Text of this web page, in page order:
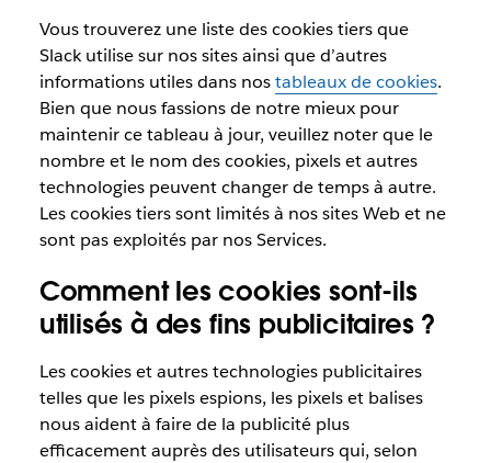
Vous trouverez une liste des cookies tiers que
Slack utilise sur nos sites ainsi que d’autres
informations utiles dans nostableaux de cookies.
Bien que nous fassions de notre mieux pour
maintenir ce tableau à jour, veuillez noter que le
nombre et le nom des cookies, pixels et autres
technologies peuvent changer de temps à autre.
Les cookies tiers sont limités à nos sites Web et ne
sont pas exploités par nos Services.
Comment les cookies sont-ils
utilisés à des fins publicitaires ?
Les cookies et autres technologies publicitaires
telles que les pixels espions, les pixels et balises
nous aident à faire de la publicité plus
efficacement auprès des utilisateurs qui, selon